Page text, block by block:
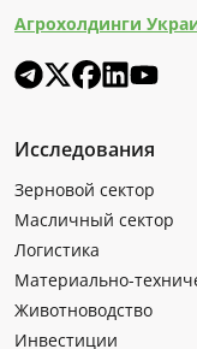
Агрохолдинги
Исследования
Зерновой сектор
Масличный сектор
Логистика
Материально-
Животноводство
Инвестиции